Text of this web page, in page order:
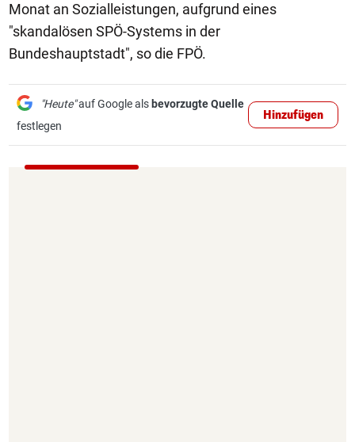
Monat an Sozialleistungen, aufgrund eines
"skandalösen SPÖ-Systems in der
Bundeshauptstadt", so die FPÖ.
"Heute"auf Google als bevorzugte Quelle
festlegen
Hinzufügen